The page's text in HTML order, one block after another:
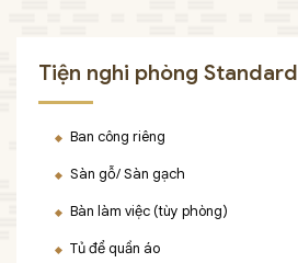
Tiện nghi phòng Standard
Ban công riêng
Sàn gỗ/ Sàn gạch
Bàn làm việc (tùy phòng)
Tủ để quần áo